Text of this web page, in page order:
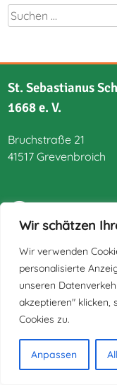
Wir schätzen
Wir verwenden
personalisierte
unseren
akzeptieren" klicken,
Cookies zu.
Anpassen
Suchen
nach:
St. Sebastianus
1668 e. V.
Bruchstraße 21
41517 Grevenbroich
Impressum
Datenschutz